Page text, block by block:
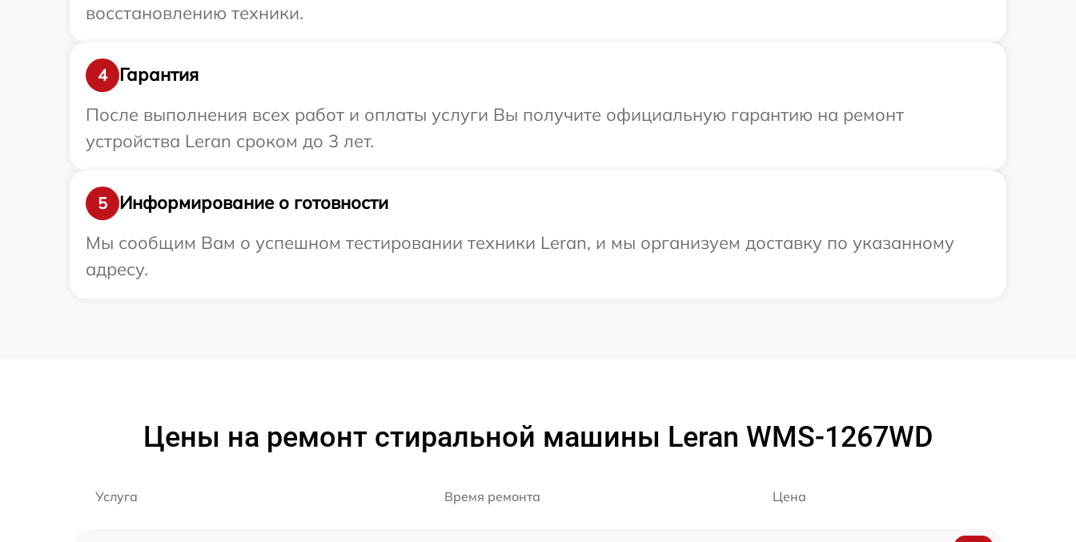
восстановлению техники.
4
Гарантия
После выполнения всех работ и оплаты услуги Вы получите официальную гарантию на ремонт
устройства Leran сроком до 3 лет.
5
Информирование о готовности
Мы сообщим Вам о успешном тестировании техники Leran, и мы организуем доставку по указанному
адресу.
Цены на ремонт стиральной машины Leran WMS-1267WD
Услуга Время ремонта Цена